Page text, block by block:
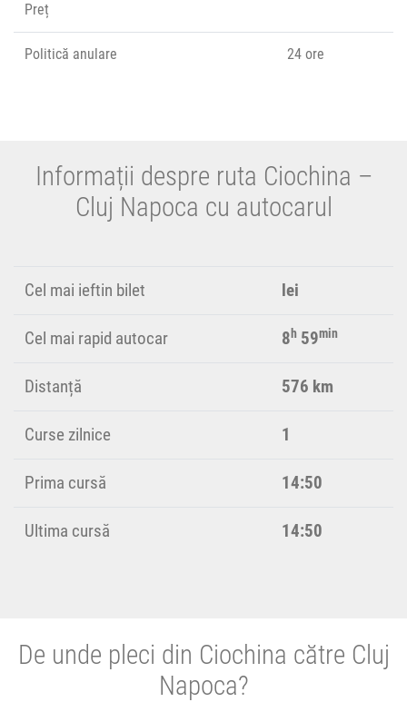
Preț
Politică anulare 24 ore
Informații despre ruta Ciochina –
Cluj Napoca cu autocarul
Cel mai ieftin bilet lei
Cel mai rapid autocar 8h 59min
Distanță 576 km
Curse zilnice 1
Prima cursă 14:50
Ultima cursă 14:50
De unde pleci din Ciochina către Cluj
Napoca?